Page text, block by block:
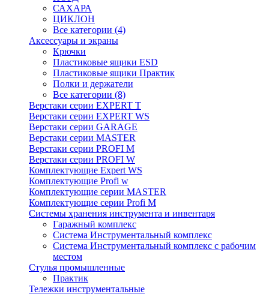
САХАРА
ЦИКЛОН
Все категории (4)
Аксессуары и экраны
Крючки
Пластиковые ящики ESD
Пластиковые ящики Практик
Полки и держатели
Все категории (8)
Верстаки серии EXPERT T
Верстаки серии EXPERT WS
Верстаки серии GARAGE
Верстаки серии MASTER
Верстаки серии PROFI M
Верстаки серии PROFI W
Комплектующие Expert WS
Комплектующие Profi w
Комплектующие серии MASTER
Комплектующие серии Profi M
Системы хранения инструмента и инвентаря
Гаражный комплекс
Система Инструментальный комплекс
Система Инструментальный комплекс с рабочим
местом
Стулья промышленные
Практик
Тележки инструментальные